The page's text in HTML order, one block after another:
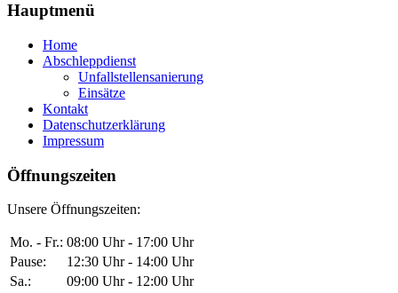
Hauptmenü
Home
Abschleppdienst
Unfallstellensanierung
Einsätze
Kontakt
Datenschutzerklärung
Impressum
Öffnungszeiten
Unsere Öffnungszeiten:
Mo. - Fr.: 08:00 Uhr - 17:00 Uhr
Pause:
12:30 Uhr - 14:00 Uhr
Sa.:
09:00 Uhr - 12:00 Uhr